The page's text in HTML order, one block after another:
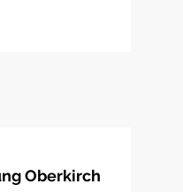
Oberkirch